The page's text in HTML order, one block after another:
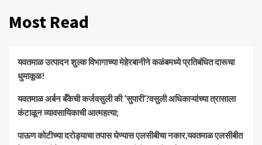
Most Read
यवतमाळ उत्पादन शुल्क विभागाच्या मेहेरबानीने कळंबमध्ये प्रतिबंधित दारूचा
धुमाकूळ!
​यवतमाळ अर्बन बँकेची कर्जवसुली की ‘सुपारी’?वसुली अधिकाऱ्यांच्या त्रासाला
कंटाळून व्यावसायिकाची आत्महत्या;
पाऊण कोटीच्या दरोड्याचा तपास घेण्यास एलसीबीचा नकार,यवतमाळ एलसीबीत